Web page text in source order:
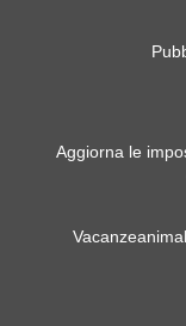
Aggiorna le